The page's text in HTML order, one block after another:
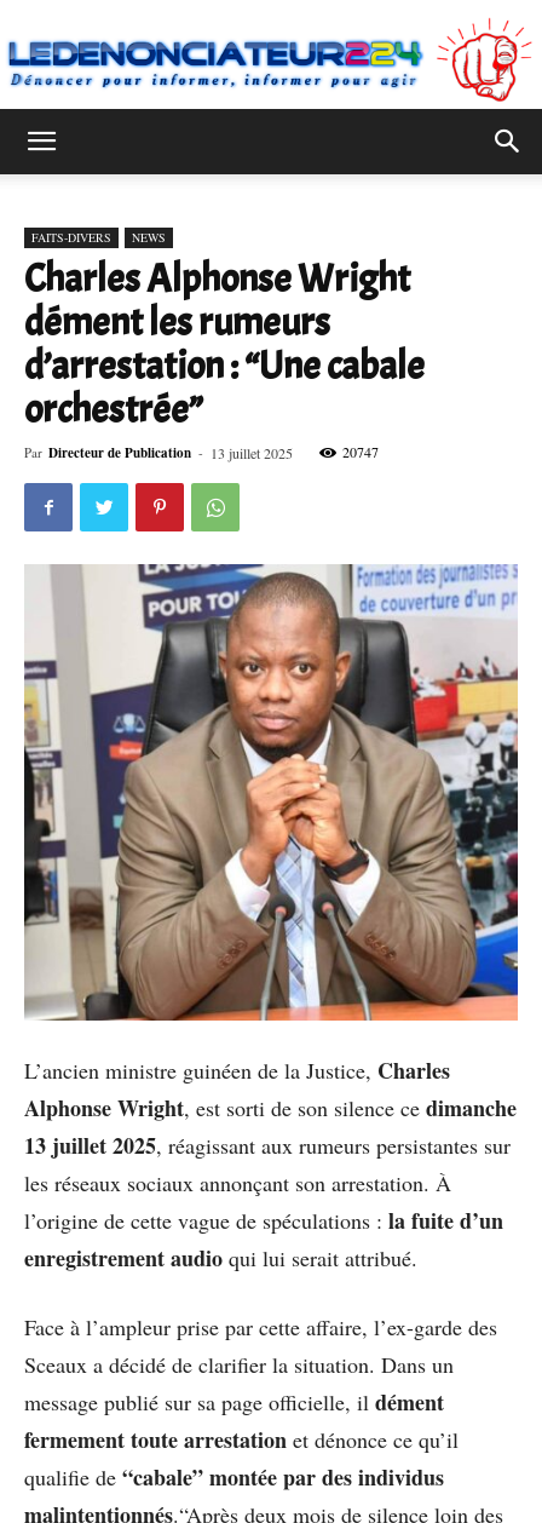
FAITS-DIVERS NEWS
Charles Alphonse Wright
dément les rumeurs
d’arrestation : “Une cabale
orchestrée”
Par Directeur de Publication - 13 juillet 2025 20747
L’ancien ministre guinéen de la Justice, Charles
Alphonse Wright, est sorti de son silence ce dimanche
13 juillet 2025, réagissant aux rumeurs persistantes sur
les réseaux sociaux annonçant son arrestation. À
l’origine de cette vague de spéculations : la fuite d’un
enregistrement audio qui lui serait attribué.
Face à l’ampleur prise par cette affaire, l’ex-garde des
Sceaux a décidé de clarifier la situation. Dans un
message publié sur sa page officielle, il dément
fermement toute arrestation et dénonce ce qu’il
qualifie de “cabale” montée par des individus
malintentionnés.“Après deux mois de silence loin des